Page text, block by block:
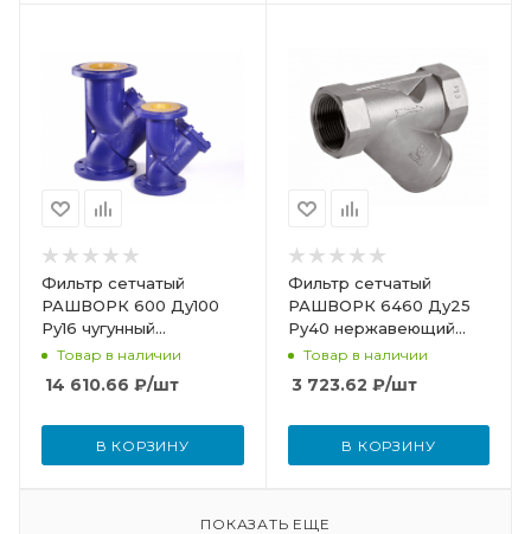
Фильтр сетчатый
РАШВОРК 600 Ду100
Ру16 чугунный
фланцевый со сливной
Товар в наличии
14 610.66 ₽/шт
В КОРЗИНУ
Фильтр сетчатый
РАШВОРК 6460 Ду25
Ру40 нержавеющий
резьбовой 6460-025-
Товар в наличии
3 723.62 ₽/шт
В КОРЗИНУ
ПОКАЗАТЬ ЕЩЕ